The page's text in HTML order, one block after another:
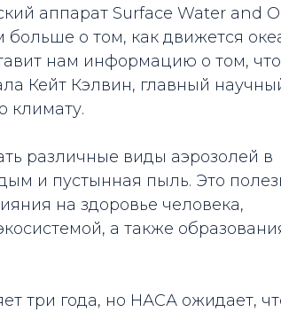
аппарат Surface Water and
больше о том, как движется
нам информацию о том,
Кейт Кэлвин, главный
климату.
различные виды аэрозолей в
и пустынная пыль. Это
на здоровье человека,
а также
три года, но НАСА ожидает,